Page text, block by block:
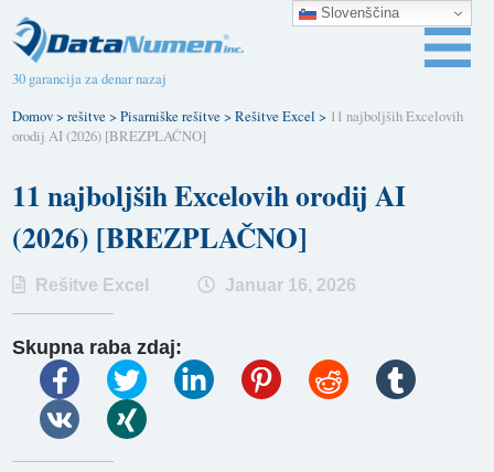
30 garancija za denar nazaj
Domov>rešitve >Pisarniške rešitve >Rešitve Excel > 11 najboljših Excelovih
orodij AI (2026) [BREZPLAČNO]
11 najboljših Excelovih orodij AI
(2026) [BREZPLAČNO]
Rešitve Excel Januar 16, 2026
Skupna raba zdaj:
Slovenščina